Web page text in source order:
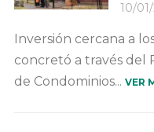
10/
Inversión cercana a
concretó a través del
de Condominios... VER